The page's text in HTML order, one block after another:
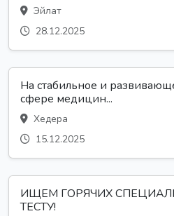
Эйлат
28.12.2025
На стабильное и
сфере медицин...
Хедера
15.12.2025
ИЩЕМ ГОРЯЧИХ
ТЕСТУ!